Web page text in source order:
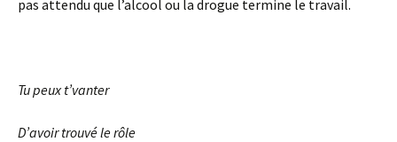
pas attendu que l’alcool ou la drogue termine le travail.
Tu peux t’vanter
D’avoir trouvé le rôle